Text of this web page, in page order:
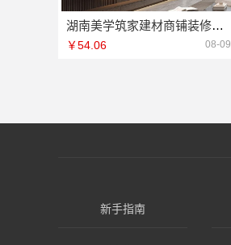
湖南美学筑家建材商铺装修，源头直供省心省力
￥54.06 08-09
新手指南